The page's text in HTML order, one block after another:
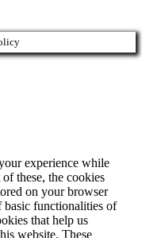
experience while
these, the cookies
on your browser
basic functionalities of
that help us
website. These